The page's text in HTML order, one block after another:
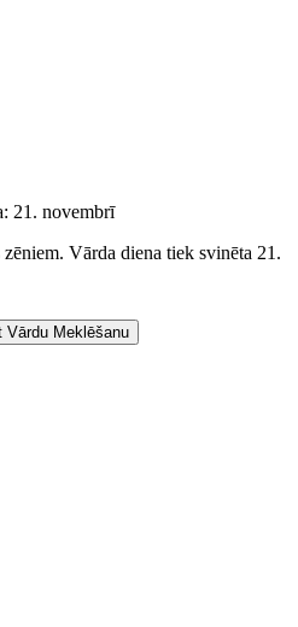
21. novembrī
zēniem. Vārda diena tiek svinēta 21.
Vārdu Meklēšanu